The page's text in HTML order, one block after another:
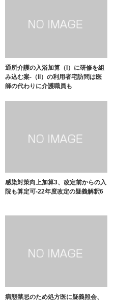
通所介護の入浴加算（I）に研修を組
み込む案-（II）の利用者宅訪問は医
師の代わりに介護職員も
感染対策向上加算3、改定前からの入
院も算定可-22年度改定の疑義解釈6
病態禁忌のため処方医に疑義照会、